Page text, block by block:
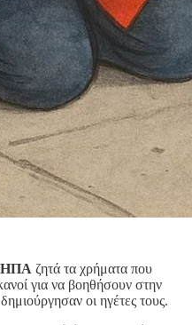
ΗΠΑ ζητά τα χρήματα που
για να βοηθήσουν στην
οι ηγέτες τους.